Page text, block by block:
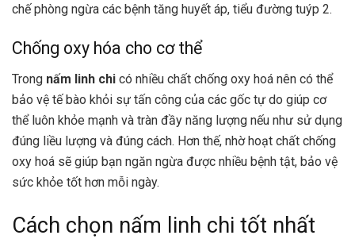
chế phòng ngừa các bệnh tăng huyết áp, tiểu đường tuýp 2.
Chống oxy hóa cho cơ thể
Trong nấm linh chi có nhiều chất chống oxy hoá nên có thể
bảo vệ tế bào khỏi sự tấn công của các gốc tự do giúp cơ
thể luôn khỏe mạnh và tràn đầy năng lượng nếu như sử dụng
đúng liều lượng và đúng cách. Hơn thế, nhờ hoạt chất chống
oxy hoá sẽ giúp bạn ngăn ngừa được nhiều bệnh tật, bảo vệ
sức khỏe tốt hơn mỗi ngày.
Cách chọn nấm linh chi tốt nhất